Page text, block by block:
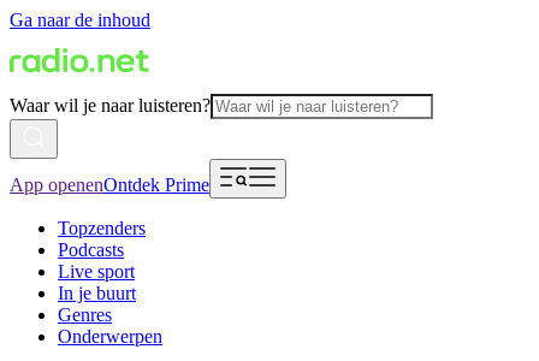
Ga naar de inhoud
Waar wil je naar luisteren?
App openenOntdek Prime
Topzenders
Podcasts
Live sport
In je buurt
Genres
Onderwerpen